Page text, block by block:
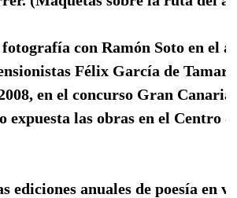
con Ramón Soto en el
Félix García de
en el concurso Gran Canaria
expuesta las obras en el Centro
ediciones anuales de poesía en